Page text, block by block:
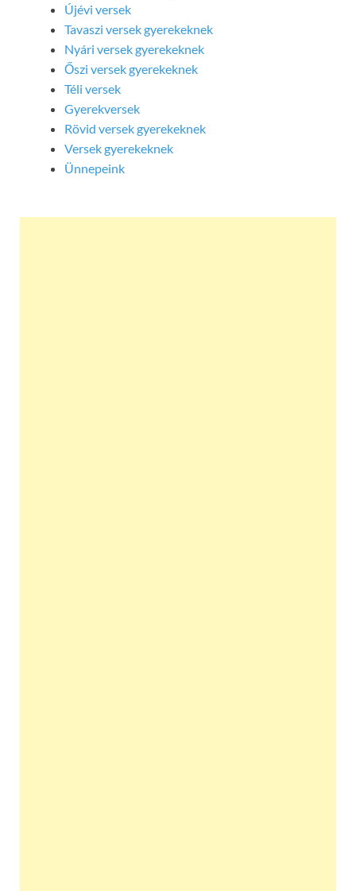
Újévi versek
Tavaszi versek gyerekeknek
Nyári versek gyerekeknek
Őszi versek gyerekeknek
Téli versek
Gyerekversek
Rövid versek gyerekeknek
Versek gyerekeknek
Ünnepeink